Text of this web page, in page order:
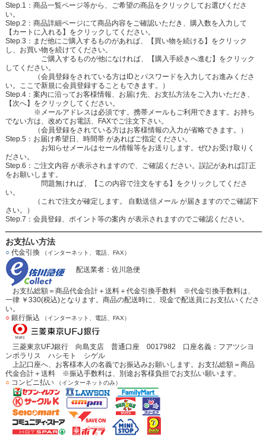
Step.1：商品一覧ページ等から、ご希望の商品をクリックしてお選びくださ
い。
Step.2：商品詳細ページにて商品内容をご確認いただき、購入数を入力して
【カートに入れる】をクリックしてください。
Step.3：まだ他にご購入するものがあれば、【買い物を続ける】をクリック
し、お買い物を続けてください。
ご購入するものが他になければ、【購入手続きへ進む】をクリック
してください。
（会員登録をされている方はIDとパスワードを入力してお進みくださ
い。ここで新規に会員登録することもできます。）
Step.4：案内に沿ってお客様情報、お届け先、お支払方法をご入力いただき、
【次へ】をクリックしてください。
※メールアドレスは必須です。携帯メールもご利用できます。お持ち
でない方は、改めてお電話、FAXでご注文下さい。
（会員登録をされている方はお客様情報の入力が省略できます。）
Step.5：お届け希望日、時間帯 があればご指定ください。
お知らせメールはセール情報等をお送りします。ぜひお受け取りく
ださい。
Step.6：ご注文内容 が表示されますので、ご確認ください。誤記があれば訂正
をお願いします。
問題無ければ、【この内容で注文をする】をクリックしてくださ
い。
（これで注文が確定します。 自動送信メール が届きますのでご確認下
さい。）
Step.7：会員登録、ポイント等の案内 が表示されますのでご確認ください。
お支払い方法
○代金引換 （インターネット、電話、FAX）
配送業者：佐川急便
お支払総額＝商品代金合計＋送料＋代金引換手数料 ※代金引換手数料は、
一律 ￥330(税込)となります。商品の配送時に、現金で配送員にお支払いくださ
い。
○銀行振込 （インターネット、電話、FAX）
三菱東京UFJ銀行 向島支店 普通口座 0017982 口座名義：フアツシヨ
ンポラリス ハシモト シゲル
上記口座へ、お客様本人の名義でお振込みお願いします。お支払総額＝商品
代金合計＋送料 ※振込手数料は、別途お客様負担でお支払い願います。
○コンビニ払い （インターネットのみ）